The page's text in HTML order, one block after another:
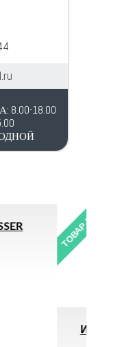
18.00
911 ПВХ 19мм Х